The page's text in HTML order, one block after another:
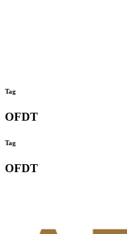
Tag
OFDT
Tag
OFDT